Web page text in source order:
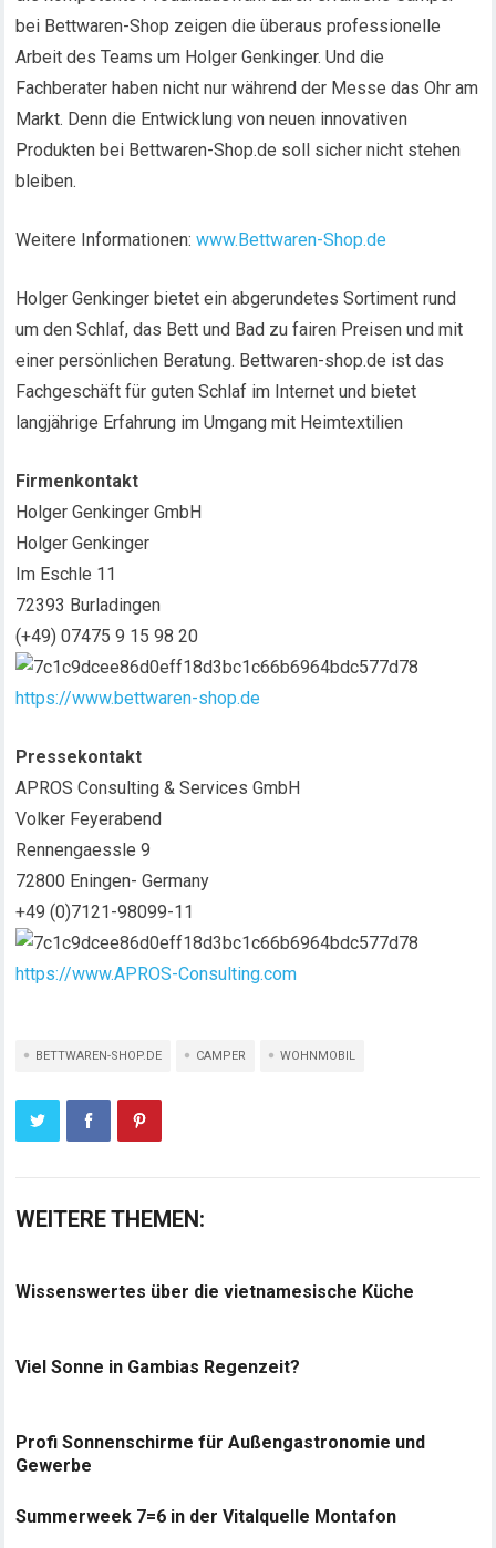
bei Bettwaren-Shop zeigen die überaus professionelle
Arbeit des Teams um Holger Genkinger. Und die
Fachberater haben nicht nur während der Messe das Ohr am
Markt. Denn die Entwicklung von neuen innovativen
Produkten bei Bettwaren-Shop.de soll sicher nicht stehen
bleiben.
Weitere Informationen:www.Bettwaren-Shop.de
Holger Genkinger bietet ein abgerundetes Sortiment rund
um den Schlaf, das Bett und Bad zu fairen Preisen und mit
einer persönlichen Beratung. Bettwaren-shop.de ist das
Fachgeschäft für guten Schlaf im Internet und bietet
langjährige Erfahrung im Umgang mit Heimtextilien
Firmenkontakt
Holger Genkinger GmbH
Holger Genkinger
Im Eschle 11
72393 Burladingen
(+49) 07475 9 15 98 20
https://www.bettwaren-shop.de
Pressekontakt
APROS Consulting & Services GmbH
Volker Feyerabend
Rennengaessle 9
72800 Eningen- Germany
+49 (0)7121-98099-11
https://www.APROS-Consulting.com
BETTWAREN-SHOP.DE CAMPER WOHNMOBIL
WEITERE THEMEN:
Wissenswertes über die vietnamesische Küche
Viel Sonne in Gambias Regenzeit?
Profi Sonnenschirme für Außengastronomie und
Gewerbe
Summerweek 7=6 in der Vitalquelle Montafon